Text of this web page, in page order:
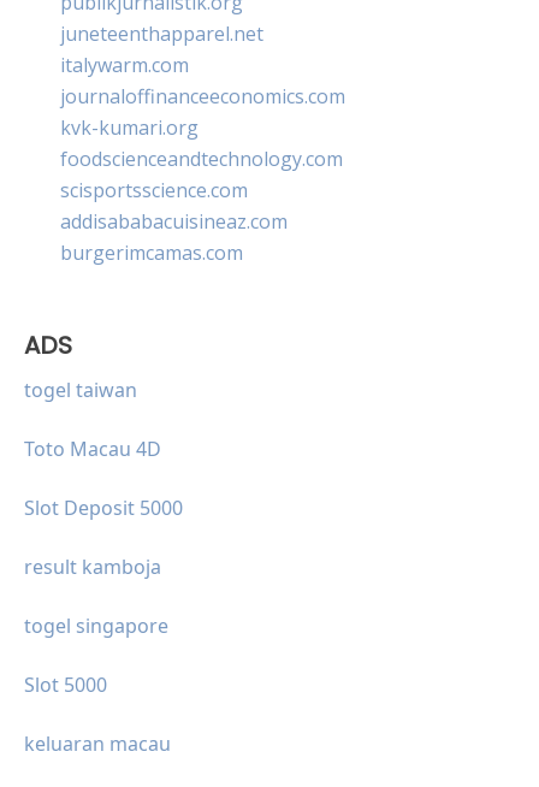
juneteenthapparel.net
italywarm.com
journaloffinanceeconomics.com
kvk-kumari.org
foodscienceandtechnology.com
scisportsscience.com
addisababacuisineaz.com
burgerimcamas.com
ADS
togel taiwan
Toto Macau 4D
Slot Deposit 5000
result kamboja
togel singapore
Slot 5000
keluaran macau